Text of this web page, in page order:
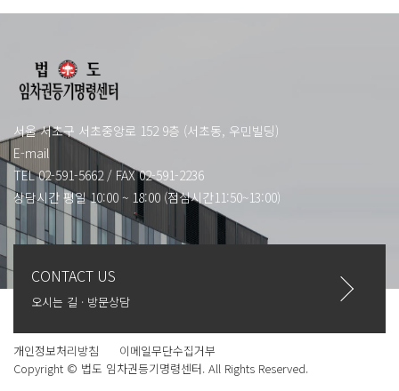
서울 서초구 서초중앙로 152 9층 (서초동, 우민빌딩)
E-mail
TEL 02-591-5662 / FAX 02-591-2236
상담시간 평일 10:00 ~ 18:00 (점심시간11:50~13:00)
CONTACT US
오시는 길 · 방문상담
개인정보처리방침
이메일무단수집거부
Copyright © 법도 임차권등기명령센터. All Rights Reserved.